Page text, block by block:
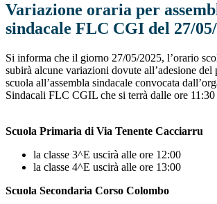
Variazione oraria per
sindacale FLC CGI del 27/
Si informa che il giorno 27/05/2025, l’orario
subirà alcune variazioni dovute all’adesione del
scuola all’assembla sindacale convocata
Sindacali FLC CGIL che si terrà dalle ore
Scuola Primaria di Via Tenente Cacciarru
la classe 3^E uscirà alle ore 12:00
la classe 4^E uscirà alle ore 13:00
Scuola Secondaria Corso Colombo